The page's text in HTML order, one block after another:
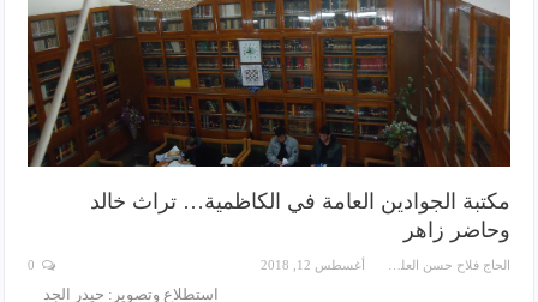
مكتبة الجوادين العامة في الكاظمية… تراث خالد
وحاضر زاهر
أغسطس 12, 2018
استطلاع وتصوير: حيدر الجد